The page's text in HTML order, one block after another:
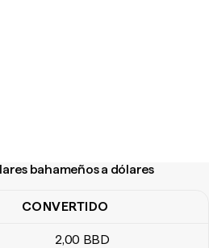
bahameños a dólares
bahameños a dólares
CONVERTIDO
2,00 BBD